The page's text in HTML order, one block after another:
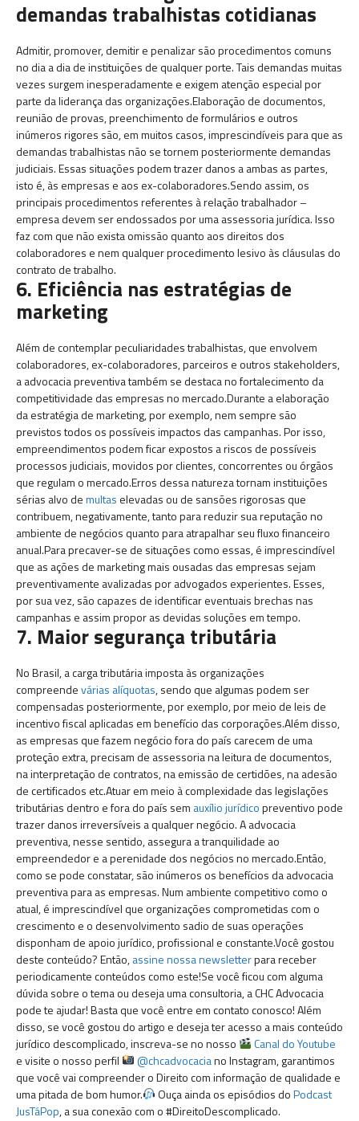
demandas trabalhistas cotidianas
Admitir, promover, demitir e penalizar são procedimentos comuns
no dia a dia de instituições de qualquer porte. Tais demandas muitas
vezes surgem inesperadamente e exigem atenção especial por
parte da liderança das organizações.Elaboração de documentos,
reunião de provas, preenchimento de formulários e outros
inúmeros rigores são, em muitos casos, imprescindíveis para que as
demandas trabalhistas não se tornem posteriormente demandas
judiciais. Essas situações podem trazer danos a ambas as partes,
isto é, às empresas e aos ex-colaboradores.Sendo assim, os
principais procedimentos referentes à relação trabalhador –
empresa devem ser endossados por uma assessoria jurídica. Isso
faz com que não exista omissão quanto aos direitos dos
colaboradores e nem qualquer procedimento lesivo às cláusulas do
contrato de trabalho.
6. Eficiência nas estratégias de
marketing
Além de contemplar peculiaridades trabalhistas, que envolvem
colaboradores, ex-colaboradores, parceiros e outros stakeholders,
a advocacia preventiva também se destaca no fortalecimento da
competitividade das empresas no mercado.Durante a elaboração
da estratégia de marketing, por exemplo, nem sempre são
previstos todos os possíveis impactos das campanhas. Por isso,
empreendimentos podem ficar expostos a riscos de possíveis
processos judiciais, movidos por clientes, concorrentes ou órgãos
que regulam o mercado.Erros dessa natureza tornam instituições
sérias alvo demultas elevadas ou de sansões rigorosas que
contribuem, negativamente, tanto para reduzir sua reputação no
ambiente de negócios quanto para atrapalhar seu fluxo financeiro
anual.Para precaver-se de situações como essas, é imprescindível
que as ações de marketing mais ousadas das empresas sejam
preventivamente avalizadas por advogados experientes. Esses,
por sua vez, são capazes de identificar eventuais brechas nas
campanhas e assim propor as devidas soluções em tempo.
7. Maior segurança tributária
No Brasil, a carga tributária imposta às organizações
compreendevárias alíquotas, sendo que algumas podem ser
compensadas posteriormente, por exemplo, por meio de leis de
incentivo fiscal aplicadas em benefício das corporações.Além disso,
as empresas que fazem negócio fora do país carecem de uma
proteção extra, precisam de assessoria na leitura de documentos,
na interpretação de contratos, na emissão de certidões, na adesão
de certificados etc.Atuar em meio à complexidade das legislações
tributárias dentro e fora do país sem auxílio jurídicopreventivo pode
trazer danos irreversíveis a qualquer negócio. A advocacia
preventiva, nesse sentido, assegura a tranquilidade ao
empreendedor e a perenidade dos negócios no mercado.Então,
como se pode constatar, são inúmeros os benefícios da advocacia
preventiva para as empresas. Num ambiente competitivo como o
atual, é imprescindível que organizações comprometidas com o
crescimento e o desenvolvimento sadio de suas operações
disponham de apoio jurídico, profissional e constante.Você gostou
deste conteúdo? Então,assine nossa newsletterpara receber
periodicamente conteúdos como este!Se você ficou com alguma
dúvida sobre o tema ou deseja uma consultoria, a CHC Advocacia
pode te ajudar! Basta que você entre em contato conosco! Além
disso, se você gostou do artigo e deseja ter acesso a mais conteúdo
jurídico descomplicado, inscreva-se no nosso
Canal do Youtube
e visite o nosso perfil
@chcadvocaciano Instagram, garantimos
que você vai compreender o Direito com informação de qualidade e
uma pitada de bom humor.
Ouça ainda os episódios doPodcast
JusTáPop, a sua conexão com o #DireitoDescomplicado.